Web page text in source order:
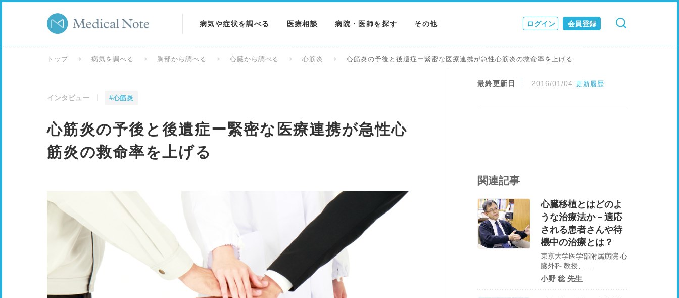
病気や症状を調べる 医療相談 病院・医師を探す その他 ログイン 会員登録
検索 キャンセル
トップ 病気を調べる 胸部から調べる 心臓から調べる 心筋炎 心筋炎の予後と後遺症ー緊密な医療連携が急性心筋炎の救命率を上げる
インタビュー #心筋炎
心筋炎の予後と後遺症ー緊密な医療連携が急性心
筋炎の救命率を上げる
最終更新日 2016/01/04 更新履歴
関連記事
心臓移植とはどのよ
うな治療法か－適応
される患者さんや待
機中の治療とは？
東京大学医学部附属病院 心
臓外科 教授、...
小野 稔 先生